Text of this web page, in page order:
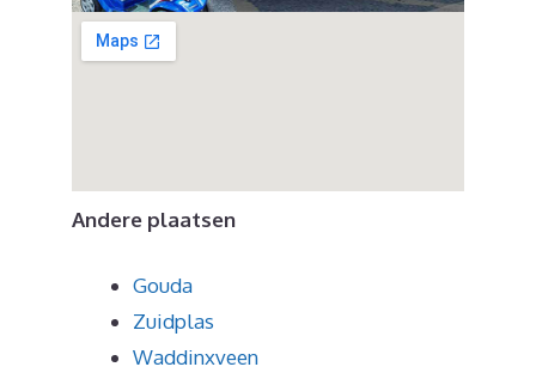
Andere plaatsen
Gouda
Zuidplas
Waddinxveen